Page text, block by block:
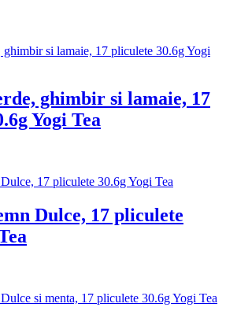
ghimbir si lamaie, 17
Yogi Tea
Dulce, 17 pliculete